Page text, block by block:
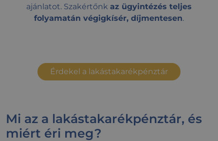
ajánlatot. Szakértőnk az ügyintézés teljes
folyamatán végigkísér, díjmentesen.
Érdekel a lakástakarékpénztár
Mi az a lakástakarékpénztár, és
miért éri meg?